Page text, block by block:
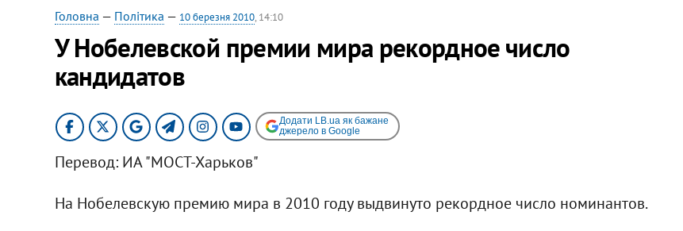
Головна — Політика — 10 березня 2010, 14:10
У Нобелевской премии мира рекордное число
кандидатов
Додати LB.ua як бажане
джерело в Google
Перевод: ИА "МОСТ-Харьков"
На Нобелевскую премию мира в 2010 году выдвинуто рекордное число номинантов.